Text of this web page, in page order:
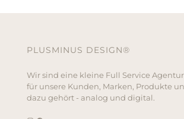
PLUSMINUS DESIGN®
Wir sind eine kleine Full Service
für unsere Kunden, Marken, Produkte
dazu gehört - analog und digital.